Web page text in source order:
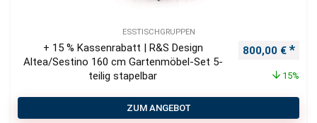
ESSTISCHGRUPPEN
+ 15 % Kassenrabatt | R&S Design
Altea/Sestino 160 cm Gartenmöbel-Set 5-
teilig stapelbar
800,00 €
15%
ZUM ANGEBOT